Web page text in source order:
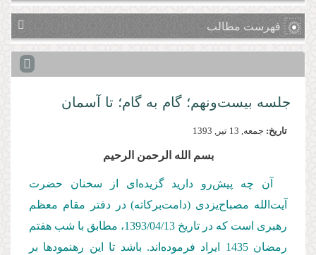
فهرست مطالب
جلسه بیست‌ونهم؛ گام به گام؛ تا آسمان
تاریخ: جمعه, 13 تير, 1393
بسم الله الرحمن الرحیم
آن چه پیش‌رو دارید گزیده‌ای از سخنان حضرت
آیت‌الله مصباح‌یزدی (دامت‌بركاته) در دفتر مقام معظم
رهبری است كه در تاریخ 1393/04/13، مطابق با شب هفتم
رمضان 1435 ایراد فرموده‌اند. باشد تا این رهنمودها بر